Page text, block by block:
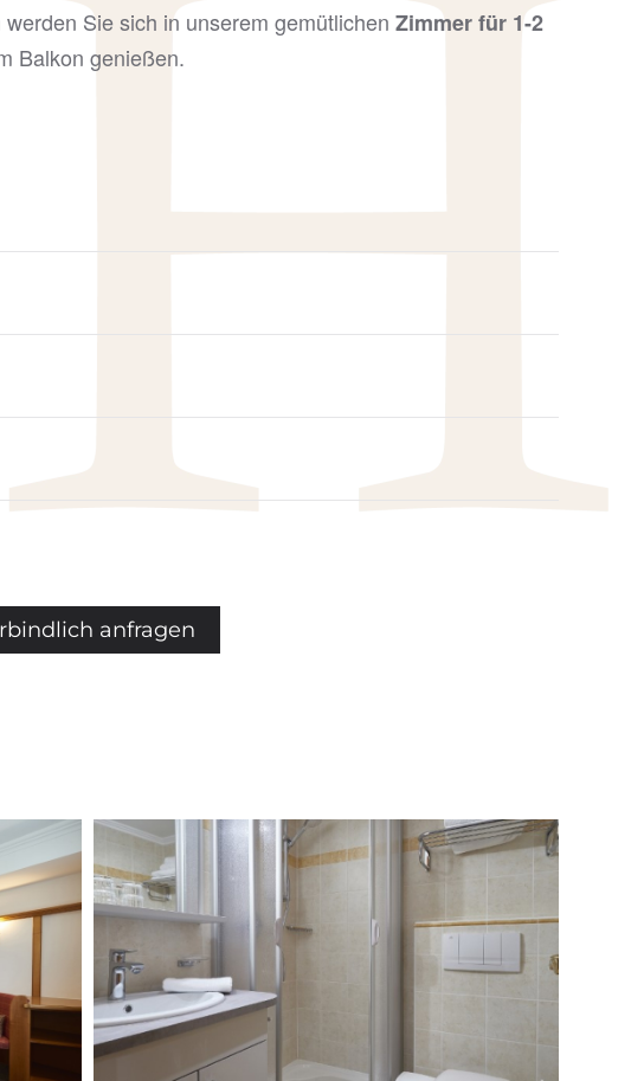
werden Sie sich in unserem gemütlichen Zimmer für 1-2
Balkon genießen.
anfragen